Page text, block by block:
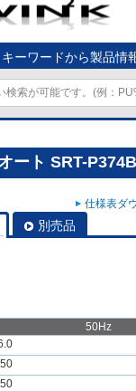
キーワードから製品情
ート SRT-
仕様表ダ
別売品
50Hz